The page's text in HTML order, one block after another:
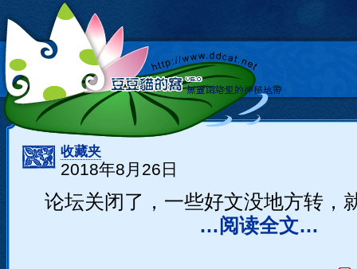
收藏夹
2018年8月26日
论坛关闭了，一些好文没地方转，
…阅读全文…